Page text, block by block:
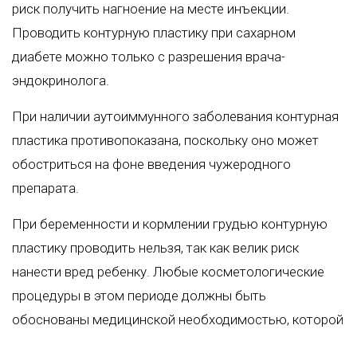
риск получить нагноение на месте инъекции.
Проводить контурную пластику при сахарном
диабете можно только с разрешения врача-
эндокринолога.
При наличии аутоиммунного заболевания контурная
пластика противопоказана, поскольку оно может
обостриться на фоне введения чужеродного
препарата.
При беременности и кормлении грудью контурную
пластику проводить нельзя, так как велик риск
нанести вред ребенку. Любые косметологические
процедуры в этом периоде должны быть
обоснованы медицинской необходимостью, которой